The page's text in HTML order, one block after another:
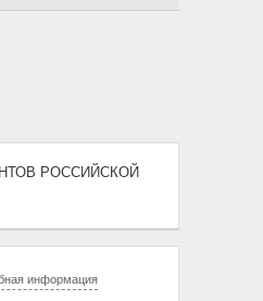
РОССИЙСКОЙ
информация